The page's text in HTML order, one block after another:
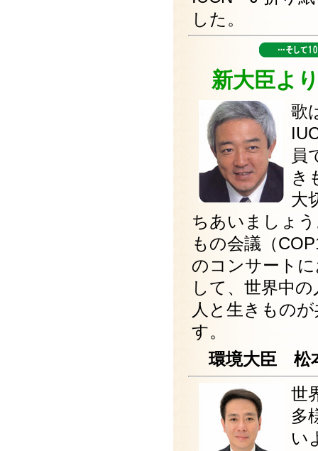
した。
新大臣よ
歌
員
き
大
ちあいましょ
もの会議（
のコンサート
して、世界中
人と生きもの
す。
環境大臣 松
世
多
い